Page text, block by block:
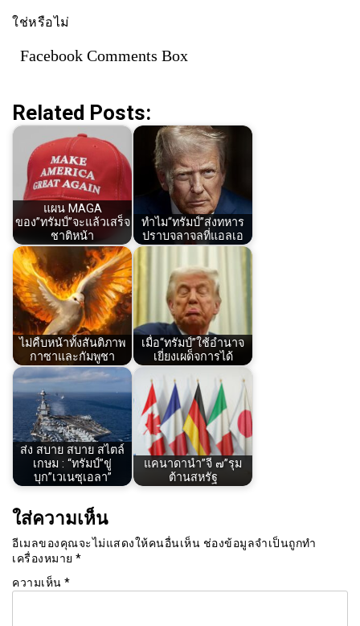
ใช่หรือไม่
Facebook Comments Box
Related Posts:
แผน MAGA
ของ”ทรัมป์”จะแล้วเสร็จ
ชาติหน้า
ทำไม“ทรัมป์”ส่งทหาร
ปราบจลาจลที่แอลเอ
ไม่คืบหน้าทั้งสันติภาพ
กาซาและกัมพูชา
เมื่อ“ทรัมป์”ใช้อำนาจ
เยี่ยงเผด็จการได้
ส่ง สบาย สบาย สไตล์
เกษม : “ทรัมป์”ขู่
บุก”เวเนซุเอลา”
แคนาดานำ”จี ๗”รุม
ต้านสหรัฐ
ใส่ความเห็น
อีเมลของคุณจะไม่แสดงให้คนอื่นเห็น ช่องข้อมูลจำเป็นถูกทำ
เครื่องหมาย *
ความเห็น *